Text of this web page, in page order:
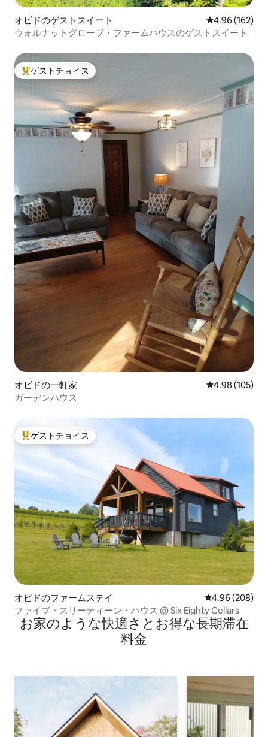
オビドのゲストスイート レビュー162
4.96 (162)
ウォルナットグローブ・ファームハウスのゲストスイート
大好評のゲストチョイスです。
ゲストチョイス
オビドの一軒家 レビュー105
4.98 (105)
ガーデンハウス
大好評のゲストチョイスです。
ゲストチョイス
オビドのファームステイ レビュー208
4.96 (208)
ファイブ・スリーティーン・ハウス @ Six Eighty Cellars
お家のような快⁠適⁠さ⁠とお⁠得⁠な長⁠期⁠滞⁠在
料⁠金